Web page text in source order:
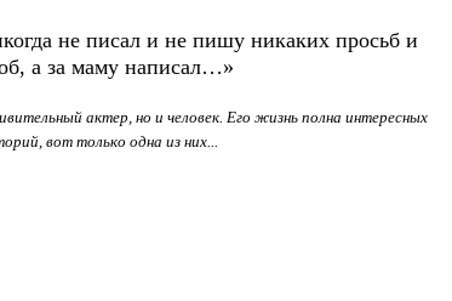
не писал и не пишу никаких просьб и
а за маму написал…»
актер, но и человек. Его жизнь полна интересных
вот только одна из них...